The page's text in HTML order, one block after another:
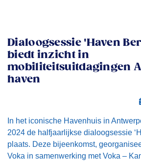
Dialoogsessie 'Haven
biedt inzicht in
mobiliteitsuitdagingen
haven
In het iconische Havenhuis in
2024 de halfjaarlijkse dialoogsessie
plaats. Deze bijeenkomst,
Voka in samenwerking met Voka –